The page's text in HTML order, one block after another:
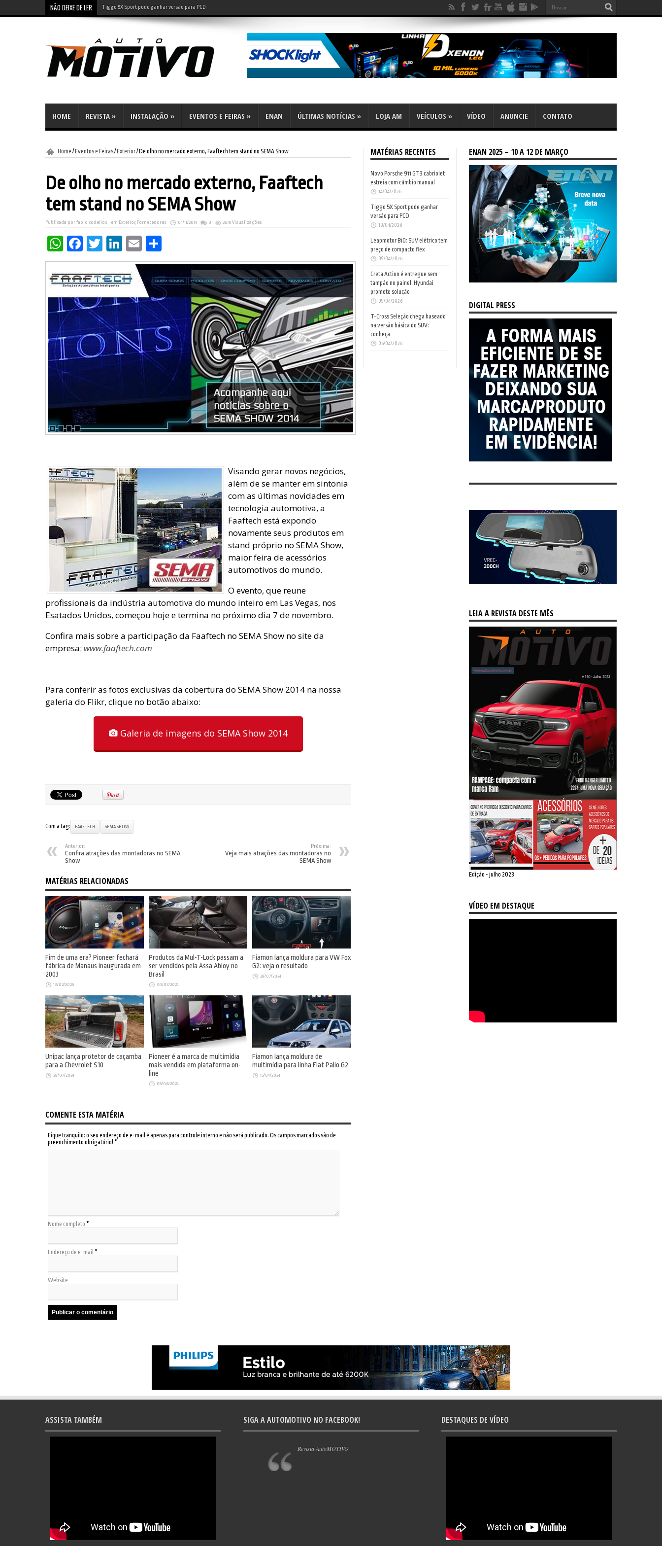
NÃO DEIXE DE LER Tiggo 5X Sport pode ganhar versão para PCD
Leapmotor B10: SUV elétrico tem preço de compacto flex
HOME REVISTA » INSTALAÇÃO » EVENTOS E FEIRAS » ENAN ÚLTIMAS NOTÍCIAS » LOJA AM VEÍCULOS » VÍDEO ANUNCIE CONTATO
Home / Eventos e Feiras/ Exterior/ De olho no mercado externo, Faaftech tem stand no SEMA Show
De olho no mercado externo, Faaftech
tem stand no SEMA Show
Publicada por:fabio codellos em Exterior, Fornecedores 04/11/2014 0 2678 Visualizações
WhatsApp
Facebook
Twitter
LinkedIn
Email
Visando gerar novos negócios,
além de se manter em sintonia
com as últimas novidades em
tecnologia automotiva, a
Faaftech está expondo
novamente seus produtos em
stand próprio no SEMA Show,
maior feira de acessórios
automotivos do mundo.
O evento, que reune
profissionais da indústria automotiva do mundo inteiro em Las Vegas, nos
Esatados Unidos, começou hoje e termina no próximo dia 7 de novembro.
Confira mais sobre a participação da Faaftech no SEMA Show no site da
empresa: www.faaftech.com
Para conferir as fotos exclusivas da cobertura do SEMA Show 2014 na nossa
galeria do Flikr, clique no botão abaixo:
Galeria de imagens do SEMA Show 2014
Com a tag: FAAFTECH SEMA SHOW
Anterior:
Confira atrações das montadoras no SEMA
Show
Próxima:
Veja mais atrações das montadoras no
SEMA Show
MATÉRIAS RELACIONADAS
Fim de uma era? Pioneer fechará
fábrica de Manaus inaugurada em
2003
13/02/2025
Produtos da Mul-T-Lock passam a
ser vendidos pela Assa Abloy no
Brasil
30/07/2024
Fiamon lança moldura para VW Fox
G2: veja o resultado
29/07/2024
Unipac lança protetor de caçamba
para a Chevrolet S10
29/07/2024
Pioneer é a marca de multimídia
mais vendida em plataforma on-
line
05/06/2024
Fiamon lança moldura de
multimídia para linha Fiat Palio G2
15/04/2024
COMENTE ESTA MATÉRIA
Fique tranquilo: o seu endereço de e-mail é apenas para controle interno e não será publicado. Os campos marcados são de
preenchimento obrigatório! *
Nome completo *
Endereço de e-mail *
Website
MATÉRIAS RECENTES
Novo Porsche 911 GT3 cabriolet
estreia com câmbio manual
14/04/2026
Tiggo 5X Sport pode ganhar
versão para PCD
10/04/2026
Leapmotor B10: SUV elétrico tem
preço de compacto flex
09/04/2026
Creta Action é entregue sem
tampão no painel: Hyundai
promete solução
09/04/2026
T-Cross Seleção chega baseado
na versão básica do SUV:
conheça
06/04/2026
ENAN 2025 – 10 A 12 DE MARÇO
DIGITAL PRESS
LEIA A REVISTA DESTE MÊS
Edição - julho 2023
VÍDEO EM DESTAQUE
ASSISTA TAMBÉM SIGA A AUTOMOTIVO NO FACEBOOK!
Revista AutoMOTIVO
DESTAQUES DE VÍDEO